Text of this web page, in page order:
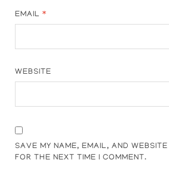
EMAIL*
WEBSITE
SAVE MY NAME, EMAIL, AND
FOR THE NEXT TIME I COMMENT.